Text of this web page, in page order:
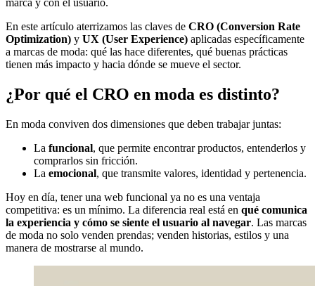
marca y con el usuario.
En este artículo aterrizamos las claves de CRO (Conversion Rate
Optimization) y UX (User Experience) aplicadas específicamente
a marcas de moda: qué las hace diferentes, qué buenas prácticas
tienen más impacto y hacia dónde se mueve el sector.
¿Por qué el CRO en moda es distinto?
En moda conviven dos dimensiones que deben trabajar juntas:
La funcional, que permite encontrar productos, entenderlos y
comprarlos sin fricción.
La emocional, que transmite valores, identidad y pertenencia.
Hoy en día, tener una web funcional ya no es una ventaja
competitiva: es un mínimo. La diferencia real está en qué comunica
la experiencia y cómo se siente el usuario al navegar. Las marcas
de moda no solo venden prendas; venden historias, estilos y una
manera de mostrarse al mundo.